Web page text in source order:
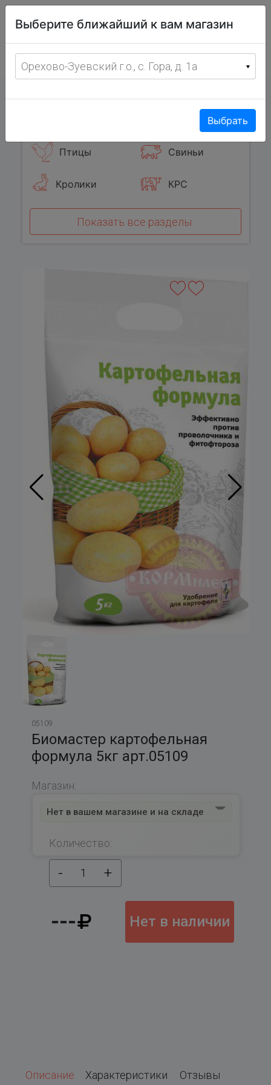
фермерских
товаров
с 8:00 до 19:00 ежедневно
Птицы Свиньи
Кролики КРС
Показать все разделы
05109
Биомастер картофельная
формула 5кг арт.05109
Магазин:
Нет в вашем магазине и на складе
Количество:
- 1 +
--- Нет в наличии
Описание Характеристики Отзывы
Выберите ближайший к вам магазин
Орехово-Зуевский г.о., с. Гора, д. 1а
Выбрать